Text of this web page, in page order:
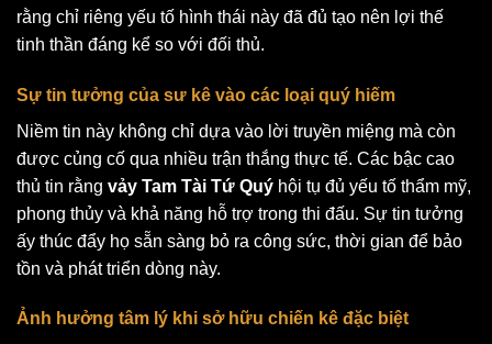
rằng chỉ riêng yếu tố hình thái này đã đủ tạo nên lợi thế
tinh thần đáng kể so với đối thủ.
Sự tin tưởng của sư kê vào các loại quý hiếm
Niềm tin này không chỉ dựa vào lời truyền miệng mà còn
được củng cố qua nhiều trận thắng thực tế. Các bậc cao
thủ tin rằng vảy Tam Tài Tứ Quý hội tụ đủ yếu tố thẩm mỹ,
phong thủy và khả năng hỗ trợ trong thi đấu. Sự tin tưởng
ấy thúc đẩy họ sẵn sàng bỏ ra công sức, thời gian để bảo
tồn và phát triển dòng này.
Ảnh hưởng tâm lý khi sở hữu chiến kê đặc biệt